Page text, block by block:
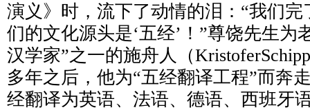
演义》时，流下了动情的泪：“我们
们的文化源头是‘五经’！”尊饶先生为
汉学家”之一的施舟人（
多年之后，他为“五经翻译工程”而奔
经翻译为英语、法语、德语、西班牙